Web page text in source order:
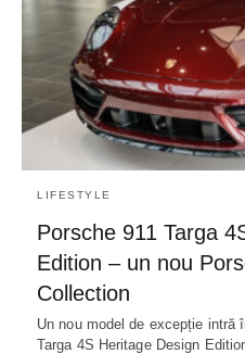
LIFESTYLE
Porsche 911 Targa
Edition – un nou
Collection
Un nou model de excepție intră
Targa 4S Heritage Design